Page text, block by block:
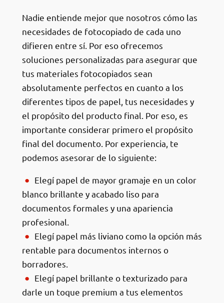
Nadie entiende mejor que nosotros cómo las
necesidades de fotocopiado de cada uno
difieren entre sí. Por eso ofrecemos
soluciones personalizadas para asegurar que
tus materiales fotocopiados sean
absolutamente perfectos en cuanto a los
diferentes tipos de papel, tus necesidades y
el propósito del producto final. Por eso, es
importante considerar primero el propósito
final del documento. Por experiencia, te
podemos asesorar de lo siguiente:
Elegí papel de mayor gramaje en un color
blanco brillante y acabado liso para
documentos formales y una apariencia
profesional.
Elegí papel más liviano como la opción más
rentable para documentos internos o
borradores.
Elegí papel brillante o texturizado para
darle un toque premium a tus elementos